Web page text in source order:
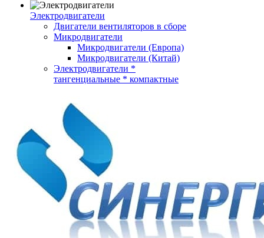
Электродвигатели
Двигатели вентиляторов в сборе
Микродвигатели
Микродвигатели (Европа)
Микродвигатели (Китай)
Электродвигатели *
тангенциальные * компактные